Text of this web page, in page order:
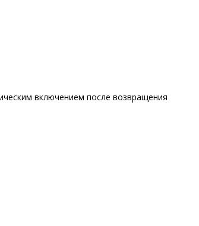
включением после возвращения